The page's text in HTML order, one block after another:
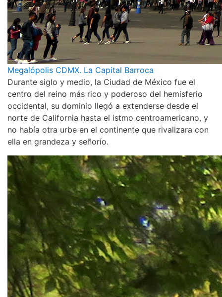
Megalópolis CDMX. La Capital Barroca
Durante siglo y medio, la Ciudad de México fue el
centro del reino más rico y poderoso del hemisferio
occidental, su dominio llegó a extenderse desde el
norte de California hasta el istmo centroamericano, y
no había otra urbe en el continente que rivalizara con
ella en grandeza y señorío.